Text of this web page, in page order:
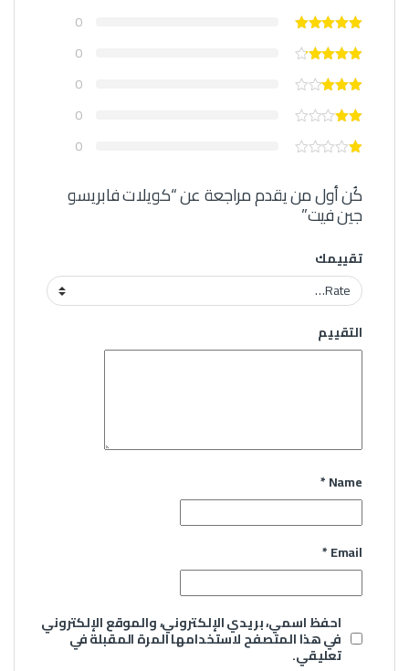
0
0
0
0
0
كُن أول من يقدم مراجعة عن “كويلات فابريسو
جين فيت”
تقييمك
التقييم
Name
*
Email
*
احفظ اسمي، بريدي الإلكتروني، والموقع الإلكتروني
في هذا المتصفح لاستخدامها المرة المقبلة في
تعليقي.